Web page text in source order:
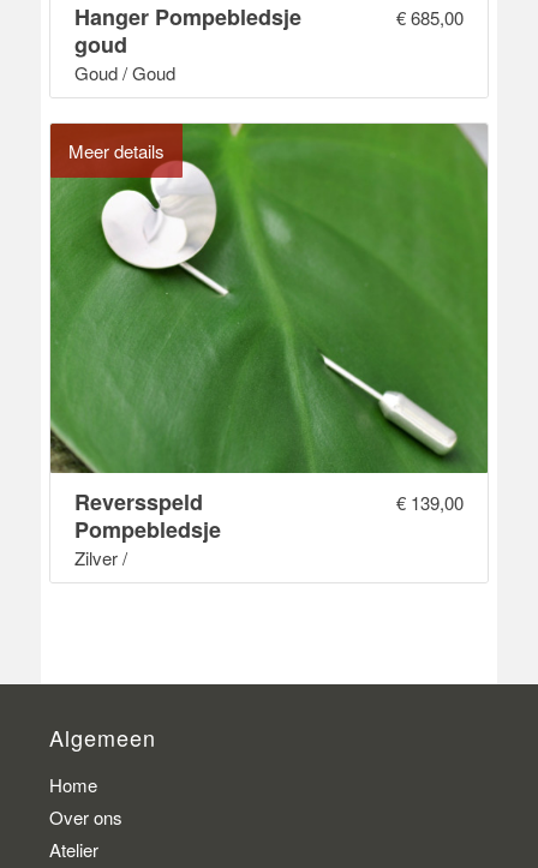
Hanger Pompebledsje
goud
Goud / Goud
€685,00
Meer details
Reversspeld
Pompebledsje
Zilver /
€139,00
Algemeen
Home
Over ons
Atelier